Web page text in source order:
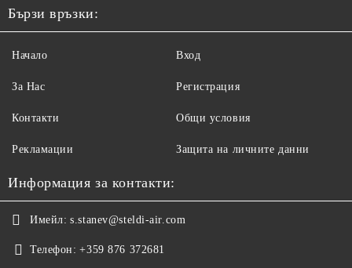
Бързи връзки:
Начало
За Нас
Контакти
Рекламации
Вход
Регистрация
Общи условия
Защита на личните данни
Информация за контакти:
Имейл: s.stanev@steldi-air.com
Телефон: +359 876 372681